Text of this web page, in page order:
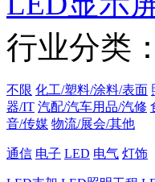
行业分类：
不限 化工/塑料/涂料/表面
器/IT 汽配/汽车用品/汽修
音/传媒 物流/展会/其他
通信 电子 LED 电气 灯饰